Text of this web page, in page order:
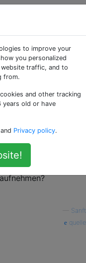
in
mit jQuery like
,'650px;!important'
Wie kann
Sanft
quelle
to improve your
you personalized
traffic, and to
from.
and other tracking
years old or have
and Privacy policy.